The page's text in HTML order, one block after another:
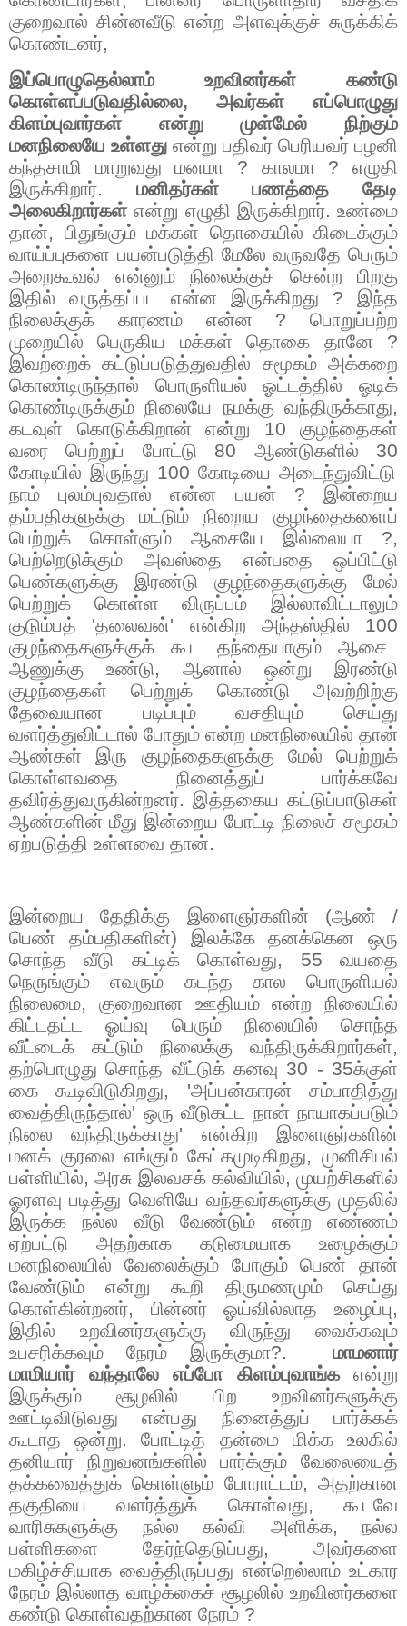
குறைவால் சின்னவீடு என்ற அளவுக்குச் சுருக்கிக்
கொண்டனர்,
இப்பொழுதெல்லாம் உறவினர்கள் கண்டு
கொள்ளப்படுவதில்லை, அவர்கள் எப்பொழுது
கிளம்புவார்கள் என்று முள்மேல் நிற்கும்
மனநிலையே உள்ளது என்று பதிவர் பெரியவர் பழனி
கந்தசாமி மாறுவது மனமா ? காலமா ?எழுதி
இருக்கிறார். மனிதர்கள் பணத்தை தேடி
அலைகிறார்கள்என்று எழுதி இருக்கிறார். உண்மை
தான், பிதுங்கும் மக்கள் தொகையில் கிடைக்கும்
வாய்ப்புகளை பயன்படுத்தி மேலே வருவதே பெரும்
அறைகூவல் என்னும் நிலைக்குச் சென்ற பிறகு
இதில் வருத்தப்பட என்ன இருக்கிறது ? இந்த
நிலைக்குக் காரணம் என்ன ? பொறுப்பற்ற
முறையில் பெருகிய மக்கள் தொகை தானே ?
இவற்றைக் கட்டுப்படுத்துவதில் சமூகம் அக்கறை
கொண்டிருந்தால் பொருளியல் ஓட்டத்தில் ஓடிக்
கொண்டிருக்கும் நிலையே நமக்கு வந்திருக்காது,
கடவுள் கொடுக்கிறான் என்று 10 குழந்தைகள்
வரை பெற்றுப் போட்டு 80 ஆண்டுகளில் 30
கோடியில் இருந்து 100 கோடியை அடைந்துவிட்டு
நாம் புலம்புவதால் என்ன பயன் ?இன்றைய
தம்பதிகளுக்கு மட்டும் நிறைய குழந்தைகளைப்
பெற்றுக் கொள்ளும் ஆசையே இல்லையா ?,
பெற்றெடுக்கும் அவஸ்தை என்பதை ஒப்பிட்டு
பெண்களுக்கு இரண்டு குழந்தைகளுக்கு மேல்
பெற்றுக் கொள்ள விருப்பம் இல்லாவிட்டாலும்
குடும்பத் 'தலைவன்' என்கிற அந்தஸ்தில் 100
குழந்தைகளுக்குக் கூட தந்தையாகும் ஆசை
ஆணுக்கு உண்டு, ஆனால் ஒன்று இரண்டு
குழந்தைகள் பெற்றுக் கொண்டு அவற்றிற்கு
தேவையான படிப்பும் வசதியும் செய்து
வளர்த்துவிட்டால் போதும் என்ற மனநிலையில் தான்
ஆண்கள் இரு குழந்தைகளுக்கு மேல் பெற்றுக்
கொள்ளவதை நினைத்துப் பார்க்கவே
தவிர்த்துவருகின்றனர். இத்தகைய கட்டுப்பாடுகள்
ஆண்களின் மீது இன்றைய போட்டி நிலைச் சமூகம்
ஏற்படுத்தி உள்ளவை தான்.
இன்றைய தேதிக்கு இளைஞர்களின் (ஆண் /
பெண் தம்பதிகளின்) இலக்கே தனக்கென ஒரு
சொந்த வீடு கட்டிக் கொள்வது, 55 வயதை
நெருங்கும் எவரும் கடந்த கால பொருளியல்
நிலைமை, குறைவான ஊதியம் என்ற நிலையில்
கிட்டதட்ட ஓய்வு பெரும் நிலையில் சொந்த
வீட்டைக் கட்டும் நிலைக்கு வந்திருக்கிறார்கள்,
தற்பொழுது சொந்த வீட்டுக் கனவு 30 - 35க்குள்
கை கூடிவிடுகிறது, 'அப்பன்காரன் சம்பாதித்து
வைத்திருந்தால்' ஒரு வீடுகட்ட நான் நாயாகப்படும்
நிலை வந்திருக்காது' என்கிற இளைஞர்களின்
மனக் குரலை எங்கும் கேட்கமுடிகிறது, முனிசிபல்
பள்ளியில்,அரசு இலவசக் கல்வியில், முயற்சிகளில்
ஓரளவு படித்து வெளியே வந்தவர்களுக்கு முதலில்
இருக்க நல்ல வீடு வேண்டும் என்ற எண்ணம்
ஏற்பட்டு அதற்காக கடுமையாக உழைக்கும்
மனநிலையில் வேலைக்கும் போகும் பெண் தான்
வேண்டும் என்று கூறி திருமணமும் செய்து
கொள்கின்றனர், பின்னர் ஓய்வில்லாத உழைப்பு,
இதில் உறவினர்களுக்கு விருந்து வைக்கவும்
உபசரிக்கவும் நேரம் இருக்குமா?.
மாமனார்
மாமியார் வந்தாலே எப்போ கிளம்புவாங்கஎன்று
இருக்கும் சூழலில் பிற உறவினர்களுக்கு
ஊட்டிவிடுவது என்பது நினைத்துப் பார்க்கக்
கூடாத ஒன்று. போட்டித் தன்மை மிக்க உலகில்
தனியார் நிறுவனங்களில் பார்க்கும் வேலையைத்
தக்கவைத்துக் கொள்ளும் போராட்டம்,அதற்கான
தகுதியை வளர்த்துக் கொள்வது,கூடவே
வாரிசுகளுக்கு நல்ல கல்வி அளிக்க, நல்ல
பள்ளிகளை தேர்ந்தெடுப்பது, அவர்களை
மகிழ்ச்சியாக வைத்திருப்பது என்றெல்லாம் உட்கார
நேரம் இல்லாத வாழ்க்கைச் சூழலில் உறவினர்களை
கண்டு கொள்வதற்கான நேரம் ?